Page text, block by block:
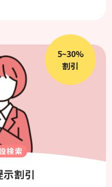
5~30%
割引
検索
割引